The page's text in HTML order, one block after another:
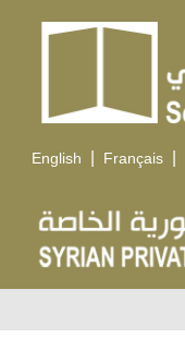
English | Français |